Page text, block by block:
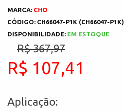
MARCA: CHO
CÓDIGO: CH66047-P1K (CH66047-P1K)
DISPONIBILIDADE: EM ESTOQUE
R$ 367,97
R$ 107,41
Aplicação: